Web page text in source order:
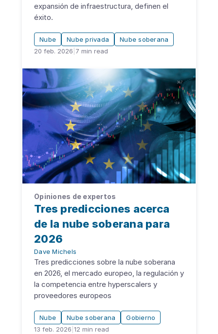
expansión de infraestructura, definen el
éxito.
Nube Nube privada
Nube soberana
20 feb. 2026 7 min read
Opiniones de expertos
Tres predicciones acerca
de la nube soberana para
2026
Dave Michels
Tres predicciones sobre la nube soberana
en 2026, el mercado europeo, la regulación y
la competencia entre hyperscalers y
proveedores europeos
Nube Nube soberana
Gobierno
13 feb. 2026 12 min read